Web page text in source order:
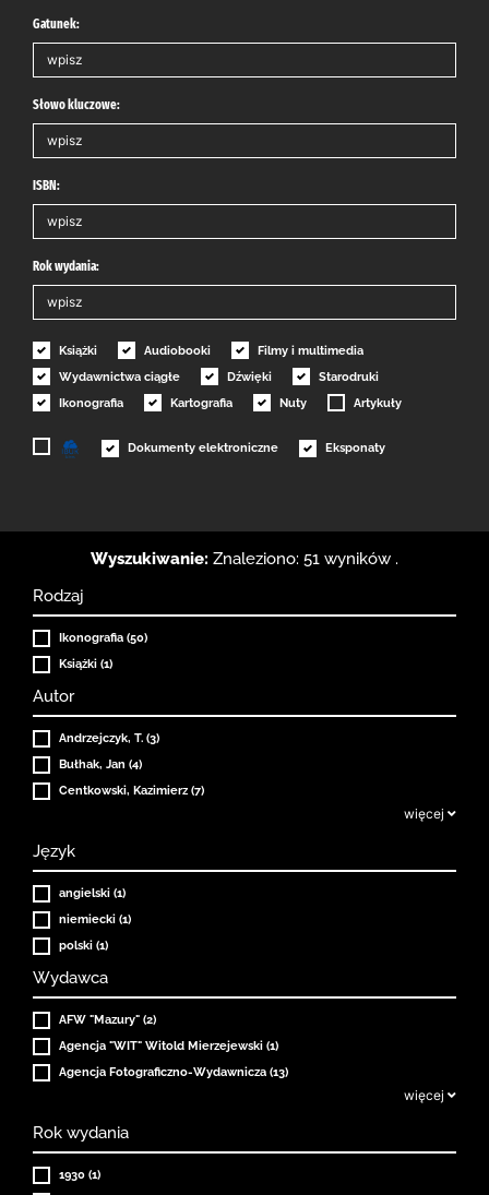
Gatunek:
Słowo kluczowe:
ISBN:
Rok wydania:
Książki Audiobooki
Filmy i multimedia
Wydawnictwa ciągłe
Dźwięki
Starodruki
Ikonografia
Kartografia Nuty Artykuły
Dokumenty elektroniczne Eksponaty
Wyszukiwanie: Znaleziono: 51 wyników .
Rodzaj
Ikonografia (50)
Książki (1)
Autor
Andrzejczyk, T. (3)
Bułhak, Jan (4)
Centkowski, Kazimierz (7)
więcej
Język
angielski (1)
niemiecki (1)
polski (1)
Wydawca
AFW "Mazury" (2)
Agencja "WIT" Witold Mierzejewski (1)
Agencja Fotograficzno-Wydawnicza (13)
więcej
Rok wydania
1930 (1)